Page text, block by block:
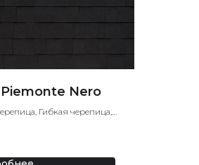
Nero
Гибкая черепица,